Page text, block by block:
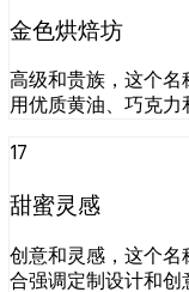
金色烘焙坊
高级和贵族，这个名
用优质黄油、巧克力
17
甜蜜灵感
创意和灵感，这个名
合强调定制设计和创